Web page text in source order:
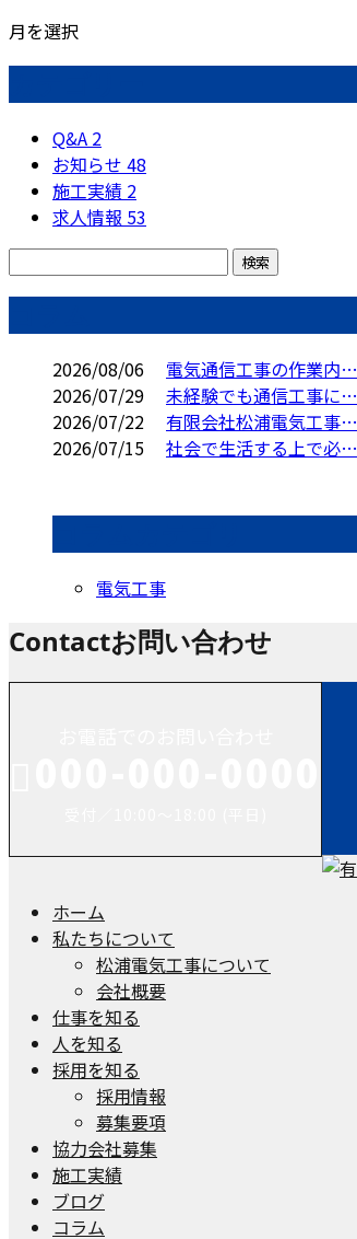
月を選択
Q&A 2
お知らせ 48
施工実績 2
求人情報 53
2026/08/06
電気通信工事の作業内…
2026/07/29
未経験でも通信工事に…
2026/07/22
有限会社松浦電気工事…
2026/07/15
社会で生活する上で必…
電気工事
Contactお問い合わせ
ホーム
私たちについて
松浦電気工事について
会社概要
仕事を知る
人を知る
採用を知る
採用情報
募集要項
協力会社募集
施工実績
ブログ
コラム